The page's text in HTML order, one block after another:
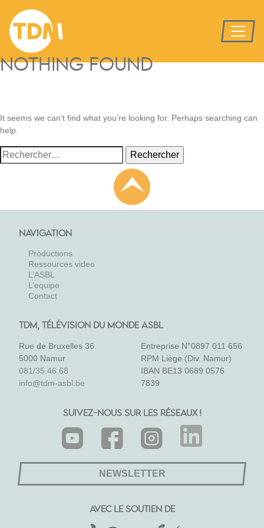
NOTHING FOUND
It seems we can’t find what you’re looking for. Perhaps searching can
help.
Rechercher :
NAVIGATION
Productions
Ressources video
L’ASBL
L’equipe
Contact
TDM, TÉLÉVISION DU MONDE ASBL
Rue de Bruxelles 36
5000 Namur
081/35.46.68
info@tdm-asbl.be
Entreprise N°0897 011 656
RPM Liège (Div. Namur)
IBAN BE13 0689 0576
7839
SUIVEZ-NOUS SUR LES RÉSEAUX !
NEWSLETTER
AVEC LE SOUTIEN DE